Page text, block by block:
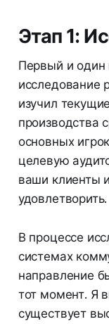
Этап 1:
Первый и
исследование
изучил
производства
основных
целевую
ваши клиенты
удовлетворить.
В процессе
системах
направление
тот момент. Я
существует